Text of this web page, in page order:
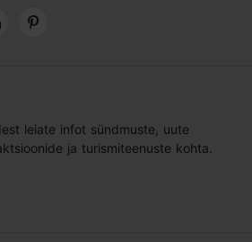
leiate infot sündmuste, uute
ja turismiteenuste kohta.